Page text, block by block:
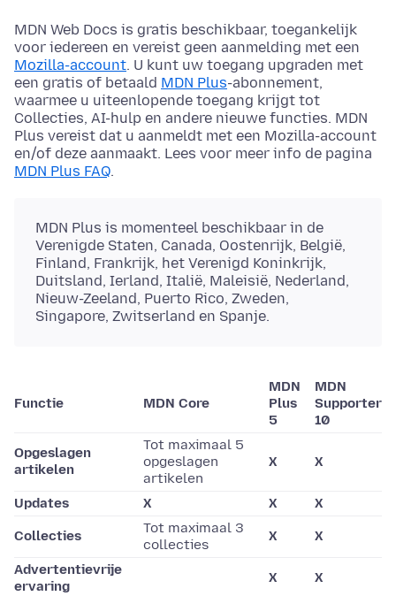
MDN Web Docs is gratis beschikbaar, toegankelijk
voor iedereen en vereist geen aanmelding met een
Mozilla-account. U kunt uw toegang upgraden met
een gratis of betaald MDN Plus-abonnement,
waarmee u uiteenlopende toegang krijgt tot
Collecties, AI-hulp en andere nieuwe functies. MDN
Plus vereist dat u aanmeldt met een Mozilla-account
en/of deze aanmaakt. Lees voor meer info de pagina
MDN Plus FAQ.
MDN Plus is momenteel beschikbaar in de
Verenigde Staten, Canada, Oostenrijk, België,
Finland, Frankrijk, het Verenigd Koninkrijk,
Duitsland, Ierland, Italië, Maleisië, Nederland,
Nieuw-Zeeland, Puerto Rico, Zweden,
Singapore, Zwitserland en Spanje.
Functie MDN Core
MDN
Plus
5
MDN
Supporter
10
Opgeslagen
artikelen
Tot maximaal 5
opgeslagen
artikelen
X X
Updates X X X
Collecties
Tot maximaal 3
collecties
X X
Advertentievrije
ervaring
X X